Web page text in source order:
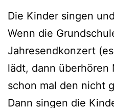
Die Kinder singen
Wenn die
Jahresendkonzert
lädt, dann überhören
schon mal den nicht
Dann singen die